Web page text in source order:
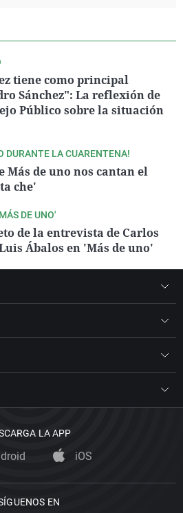
tiene como principal
Sánchez": La reflexión de
Público sobre la situación
DURANTE LA CUARENTENA!
Más de uno nos cantan el
che'
DE UNO'
de la entrevista de Carlos
Ábalos en 'Más de uno'
LA APP
iOS
EN